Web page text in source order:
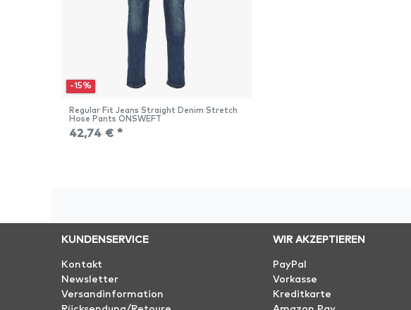
-15%
Regular Fit Jeans Straight Denim Stretch
Hose Pants ONSWEFT
42,74 € *
KUNDENSERVICE
Kontakt
Newsletter
Versandinformation
WIR AKZEPTIEREN
PayPal
Vorkasse
Kreditkarte